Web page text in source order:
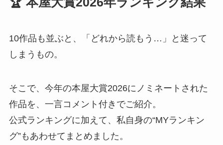
10作品も並ぶと、「どれから読もう…」と迷って
しまうもの。
そこで、今年の本屋大賞2026にノミネートされた
作品を、一言コメント付きでご紹介。
公式ランキングに加えて、私自身の“MYランキン
グ”もあわせてまとめました。